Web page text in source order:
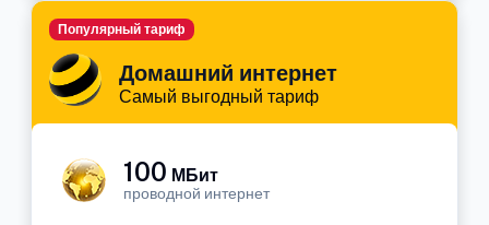
Домашний интернет
Самый выгодный тариф
Популярный тариф
100 МБит
проводной интернет